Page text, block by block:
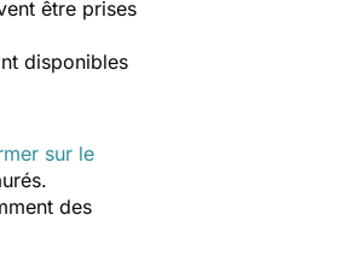
être prises
disponibles
sur le
des